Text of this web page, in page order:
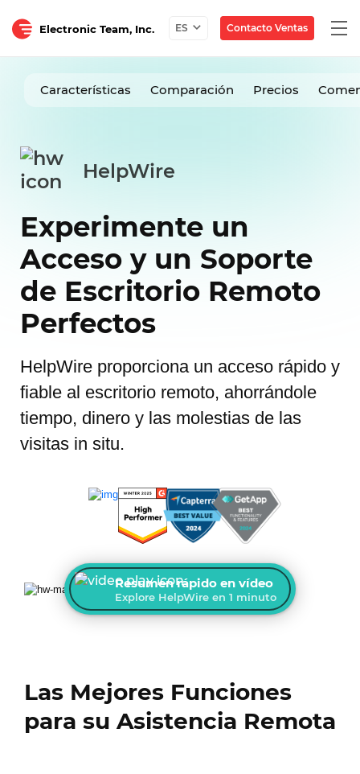
Electronic Team, Inc. ES Contacto Ventas
Características Comparación Precios
HelpWire
Experimente un
Acceso y un Soporte
de Escritorio Remoto
Perfectos
HelpWire proporciona un acceso rápido y
fiable al escritorio remoto, ahorrándole
tiempo, dinero y las molestias de las
visitas in situ.
Resumen rápido en vídeo
Explore HelpWire en 1 minuto
Las Mejores Funciones
para su Asistencia Remota